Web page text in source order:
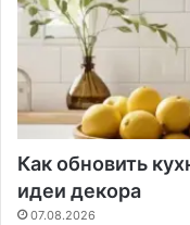
Как обновить
идеи декора
07.08.2026